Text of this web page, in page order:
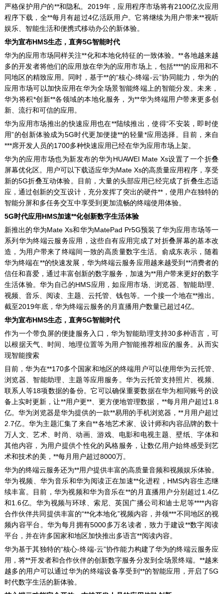
严格保护用户的**和隐私。2019年，应用程序市场将有2100亿次应用
程序下载，全**每月有超过4亿活跃用户。它将继续为用户带来**视听
娱乐、智能生活和便携式移动办公的新体验。
华为宣布HMS生态，直奔5G智能时代
华为的应用市场同样关注**化和本地化特征的一致体验。**各地越来越
多的开发者将他们的应用放在华为的应用市场上，包括****的应用和不
同地区的精致应用。同时，基于**的“核心-终端-云”协同能力，华为的
应用市场可以加快应用在华为全场景智能终端上的智能分发。未来，
华为将积*创新**各领域的本地化服务，为**华为终端用户带来更多创
新、流行和可信的应用。
华为应用市场推出的快速应用也在**陆续推出，使得“不安装，即时使
用”的创新体验成为5G时代更加便捷**的轻量*应用选择。目前，来自
***席开发人员的1700多种快速应用已经在华为应用市场上架。
华为的应用市场也为新发布的华为HUAWEI Mate Xs设置了一个折叠
屏幕优化区。用户可以下载适应华为Mate Xs的高质量应用程序，享受
新的5G折叠互动体验。目前，大量的头部应用已经完成了折叠生态适
应，通过创新的交互设计，充分发挥了突出的硬件**，使用户在独特的
智能分屏和多任务交互中享受到更加流畅的终端使用体验。
5G时代应用HMS加速**化创新数字生活体验
新推出的华为Mate Xs和华为MatePad Pr5G预装了华为应用市场等一
系列华为终端云服务应用，这些自有应用完成了对折叠屏幕的基本改
造，为用户带来了终端间一致的高质量数字生活。俞成东表示，随着
华为终端在**的快速发展，华为终端云服务应用越来越受到**消费者的
信任和喜爱，通过丰富创新的数字服务，加速为**用户带来更好的数字
生活体验。华为自己的HMS应用，如应用市场、浏览器、智能助理、
视频、音乐、阅读、主题、云托管、钱包等。一个接一个地在**推出。
截至2019年底，华为终端云服务的月直播用户数量已超过4亿。
华为宣布HMS生态，直奔5G智能时代
作为一个带负屏的便捷服务入口，华为智能助理支持30多种语言，可
以根据天气、时间、地理位置等为用户智能推荐相应的服务。从而实
现智能搜索
目前，华为在**170多个国家和地区的终端用户可以使用华为云托管、
浏览器、智能助理、主题等应用服务。华为云托管支持照片、视频、
联系人等18项数据的备份。它可以确保重要数据在华为相同账号的设
备上实时更新，让**用户更**、更方便地管理数据，**每月用户超过1.8
亿。华为浏览器是华为提供的一款**易用的手机浏览器，**月用户超过
2.7亿。华为主题汇集了来自**各地艺术家、设计师和内容品牌的数十
万人文、艺术、时尚、动画、游戏、电影和电视主题、壁纸、字体和
其他内容，为用户提供个性化的风格服务，让数亿用户始终感受到艺
术和技术的美，**每月用户超过8000万。
华为的终端云服务还为**用户提供丰富的高质量音频和视频娱乐体验。
华为视频、华为音乐和华为阅读正在加速**化进程，HMS内容生态继
续丰富。目前，华为视频和华为音乐在**的月直播用户分别超过1.4亿
和1.6亿。华为视频与环球、索尼、英国广播公司和迪士尼等****内容
合作伙伴共同提供丰富的“**化本地化”视频内容，并领***不同地区的视
频内容平台。华为每月拥有5000多万名读者，致力于建设**数字阅读
平台，并在许多国家和地区加快推出多语言**阅读内容。
华为基于其独特的“核心-终端-云”协作能力构建了华为的终端云服务应
用，将**开发者和合作伙伴的创新数字服务分发到全场景终端。**越来
越多的用户可以通过华为的终端设备享受到**的智能应用，开启了5G
时代数字生活的新体验。